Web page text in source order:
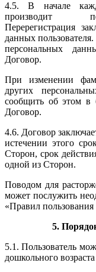
4.5. В начале
производит
Перерегистрация
данных
персональных
Договор.
При изменении
других
сообщить об этом в
Договор.
4.6. Договор
истечении этого
Сторон, срок
одной из Сторон.
Поводом для
может послужить
«Правил пользования
5.
5.1. Пользователь
дошкольного